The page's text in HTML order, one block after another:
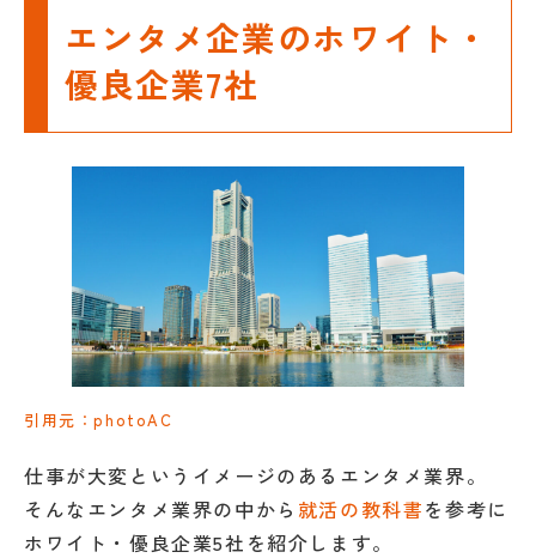
エンタメ企業のホワイト・
優良企業7社
引用元：photoAC
仕事が大変というイメージのあるエンタメ業界。
そんなエンタメ業界の中から 就活の教科書を参考に
ホワイト・優良企業5社を紹介します。